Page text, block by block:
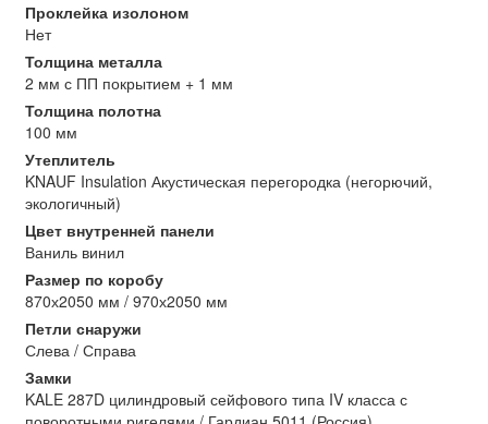
Проклейка изолоном
Нет
Толщина металла
2 мм с ПП покрытием + 1 мм
Толщина полотна
100 мм
Утеплитель
KNAUF Insulation Акустическая перегородка (негорючий,
экологичный)
Цвет внутренней панели
Ваниль винил
Размер по коробу
870х2050 мм / 970х2050 мм
Петли снаружи
Слева / Справа
Замки
KALE 287D цилиндровый сейфового типа IV класса с